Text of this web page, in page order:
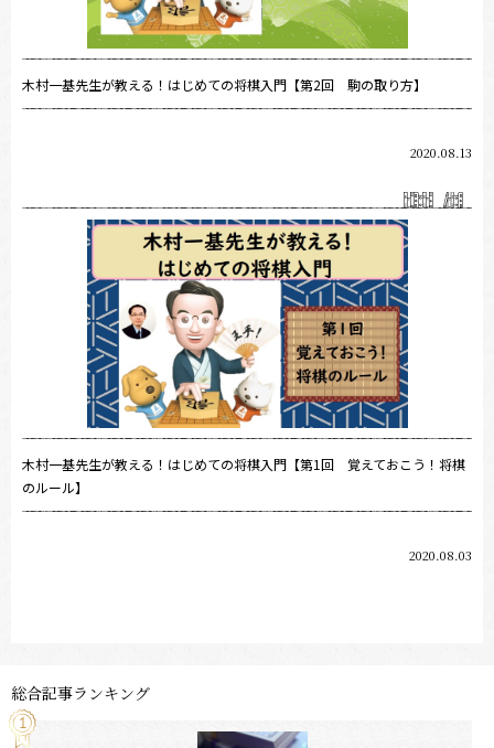
木村一基先生が教える！はじめての将棋入門【第2回 駒の取り方】
2020.08.13
木村一基先生が教える！はじめての将棋入門【第1回 覚えておこう！将棋
のルール】
2020.08.03
総合記事ランキング